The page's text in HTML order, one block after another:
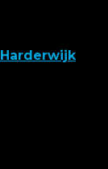
Harderwijk